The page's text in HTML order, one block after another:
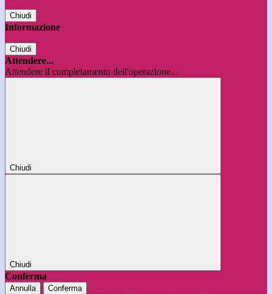
Chiudi
Informazione
Chiudi
Attendere...
Attendere il completamento dell'operazione...
Chiudi
Chiudi
Conferma
Annulla Conferma